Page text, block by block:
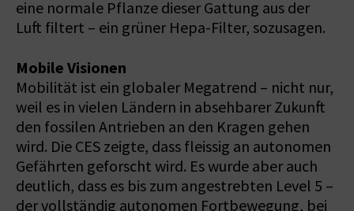
eine normale Pflanze dieser Gattung aus der
Luft filtert – ein grüner Hepa-Filter, sozusagen.
Mobile Visionen
Mobilität ist ein globaler Megatrend – nicht nur,
weil es in vielen Ländern in absehbarer Zukunft
den fossilen Antrieben an den Kragen gehen
wird. Die CES zeigte, dass fleissig an autonomen
Gefährten geforscht wird. Es wurde aber auch
deutlich, dass es bis zum angestrebten Level 5 –
der vollständig autonomen Fortbewegung, bei